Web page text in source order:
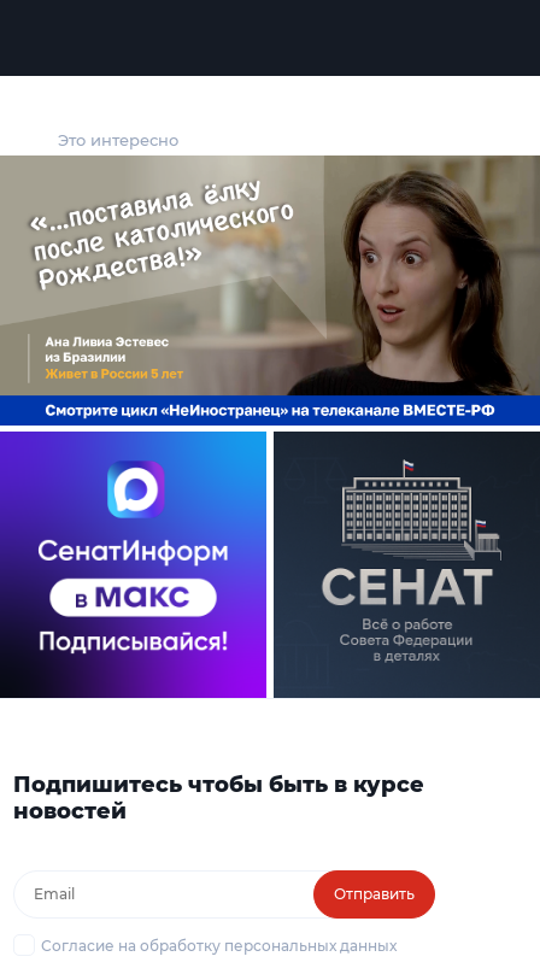
Это интересно
Подпишитесь чтобы быть в курсе
новостей
Отправить
Согласие на обработку персональных данных